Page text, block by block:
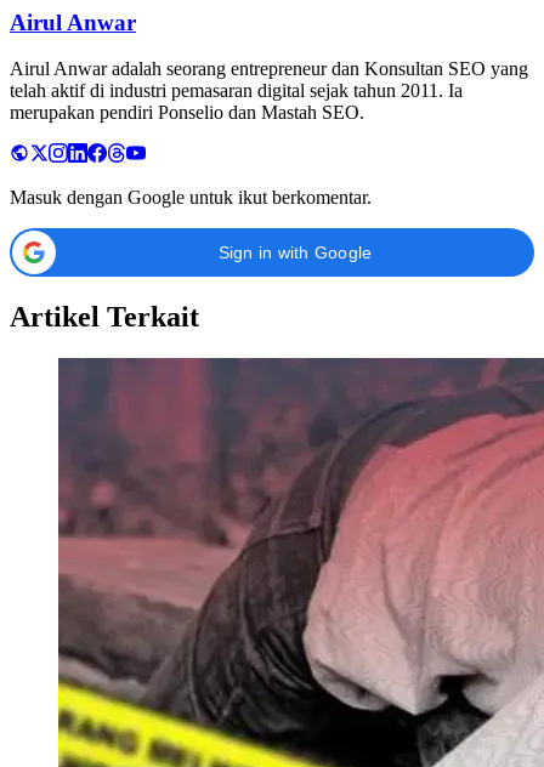
Airul Anwar
Airul Anwar adalah seorang entrepreneur dan Konsultan SEO yang
telah aktif di industri pemasaran digital sejak tahun 2011. Ia
merupakan pendiri Ponselio dan Mastah SEO.
Masuk dengan Google untuk ikut berkomentar.
Sign in with Google
Artikel Terkait